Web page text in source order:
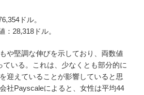
ドル。
：28,318ドル。
や堅調な伸びを示しており、両数値
ている。これは、少なくとも部分的に
迎えていることが影響していると思
社Payscaleによると、女性は平均44